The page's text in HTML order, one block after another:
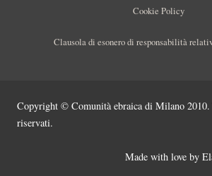
Cookie Policy
Clausola di esonero di responsabilità
Copyright © Comunità ebraica di Milano
riservati.
Made with love by